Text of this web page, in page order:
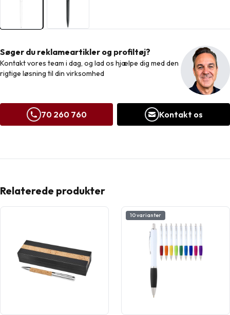
Søger du reklameartikler og profiltøj?
Kontakt vores team i dag, og lad os hjælpe dig med den
rigtige løsning til din virksomhed
70 260 760 Kontakt os
Relaterede produkter
10 varianter